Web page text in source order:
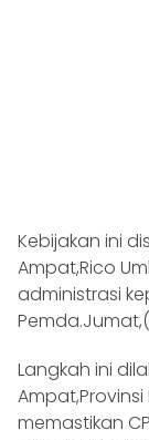
Kebijakan ini
Ampat,Rico
administrasi
Langkah ini
memastikan